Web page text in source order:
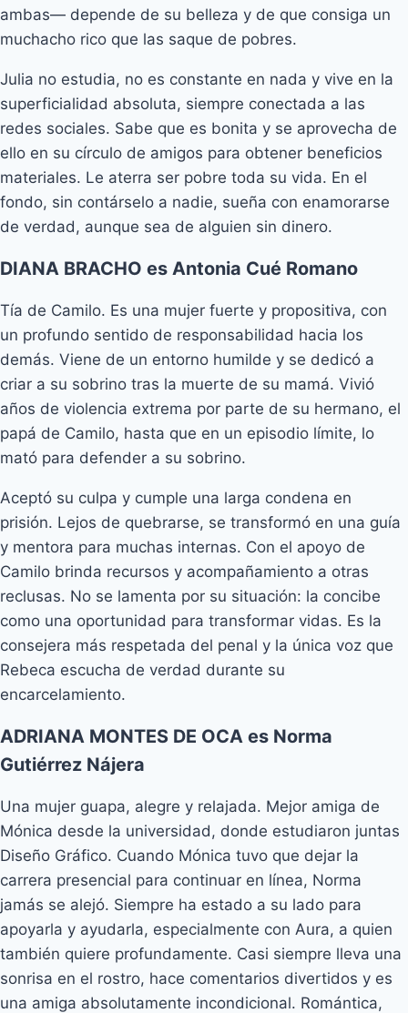
ambas— depende de su belleza y de que consiga un
muchacho rico que las saque de pobres.
Julia no estudia, no es constante en nada y vive en la
superficialidad absoluta, siempre conectada a las
redes sociales. Sabe que es bonita y se aprovecha de
ello en su círculo de amigos para obtener beneficios
materiales. Le aterra ser pobre toda su vida. En el
fondo, sin contárselo a nadie, sueña con enamorarse
de verdad, aunque sea de alguien sin dinero.
DIANA BRACHO es Antonia Cué Romano
Tía de Camilo. Es una mujer fuerte y propositiva, con
un profundo sentido de responsabilidad hacia los
demás. Viene de un entorno humilde y se dedicó a
criar a su sobrino tras la muerte de su mamá. Vivió
años de violencia extrema por parte de su hermano, el
papá de Camilo, hasta que en un episodio límite, lo
mató para defender a su sobrino.
Aceptó su culpa y cumple una larga condena en
prisión. Lejos de quebrarse, se transformó en una guía
y mentora para muchas internas. Con el apoyo de
Camilo brinda recursos y acompañamiento a otras
reclusas. No se lamenta por su situación: la concibe
como una oportunidad para transformar vidas. Es la
consejera más respetada del penal y la única voz que
Rebeca escucha de verdad durante su
encarcelamiento.
ADRIANA MONTES DE OCA es Norma
Gutiérrez Nájera
Una mujer guapa, alegre y relajada. Mejor amiga de
Mónica desde la universidad, donde estudiaron juntas
Diseño Gráfico. Cuando Mónica tuvo que dejar la
carrera presencial para continuar en línea, Norma
jamás se alejó. Siempre ha estado a su lado para
apoyarla y ayudarla, especialmente con Aura, a quien
también quiere profundamente. Casi siempre lleva una
sonrisa en el rostro, hace comentarios divertidos y es
una amiga absolutamente incondicional. Romántica,